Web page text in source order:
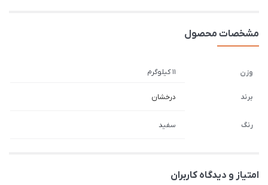
مشخصات محصول
وزن 11 کیلوگرم
برند درخشان
رنگ سفید
امتیاز و دیدگاه کاربران